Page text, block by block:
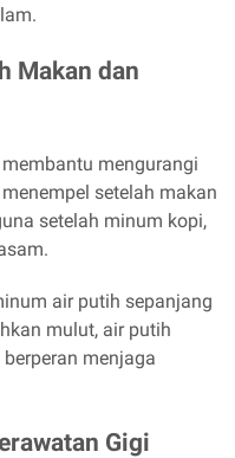
Makan dan
mengurangi
setelah makan
setelah minum kopi,
air putih sepanjang
mulut, air putih
menjaga
Gigi